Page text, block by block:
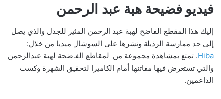
فيديو فضيحة هبة عبد الرحمن
إليك هذا المقطع الفاضح لهبة عبد الرحمن المثير للجدل والذي يصل
إلى حد ممارسة الرذيلة ونشرها على السوشال ميديا من خلال:
Hiba. تمتع بمشاهدة مجموعة من المقاطع الفاضحة لهبة عبدالرحمن
والتي تستعرض فيها مفاتنها أمام الكاميرا لتحقيق الشهرة وكسب
الداعمين.